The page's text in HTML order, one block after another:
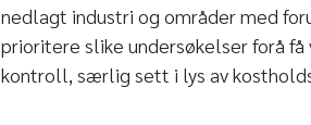
nedlagt industri og områder med
prioritere slike undersøkelser forå
kontroll, særlig sett i lys av